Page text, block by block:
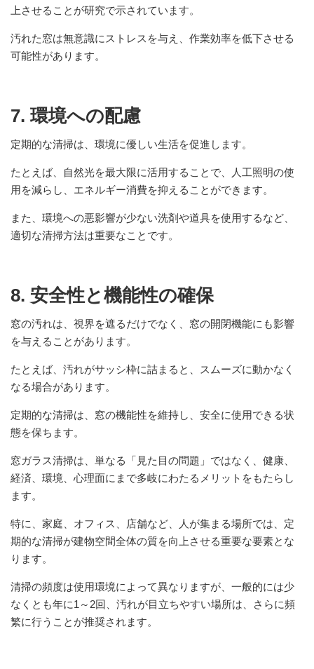
上させることが研究で示されています。
汚れた窓は無意識にストレスを与え、作業効率を低下させる
可能性があります。
7. 環境への配慮
定期的な清掃は、環境に優しい生活を促進します。
たとえば、自然光を最大限に活用することで、人工照明の使
用を減らし、エネルギー消費を抑えることができます。
また、環境への悪影響が少ない洗剤や道具を使用するなど、
適切な清掃方法は重要なことです。
8. 安全性と機能性の確保
窓の汚れは、視界を遮るだけでなく、窓の開閉機能にも影響
を与えることがあります。
たとえば、汚れがサッシ枠に詰まると、スムーズに動かなく
なる場合があります。
定期的な清掃は、窓の機能性を維持し、安全に使用できる状
態を保ちます。
窓ガラス清掃は、単なる「見た目の問題」ではなく、健康、
経済、環境、心理面にまで多岐にわたるメリットをもたらし
ます。
特に、家庭、オフィス、店舗など、人が集まる場所では、定
期的な清掃が建物空間全体の質を向上させる重要な要素とな
ります。
清掃の頻度は使用環境によって異なりますが、一般的には少
なくとも年に1～2回、汚れが目立ちやすい場所は、さらに頻
繁に行うことが推奨されます。